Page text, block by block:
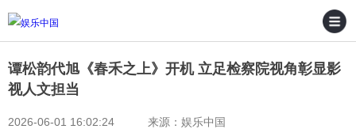
谭松韵代旭《春禾之上》开机 立足检察院视角彰显影
视人文担当
2026-06-01 16:02:24 来源：娱乐中国